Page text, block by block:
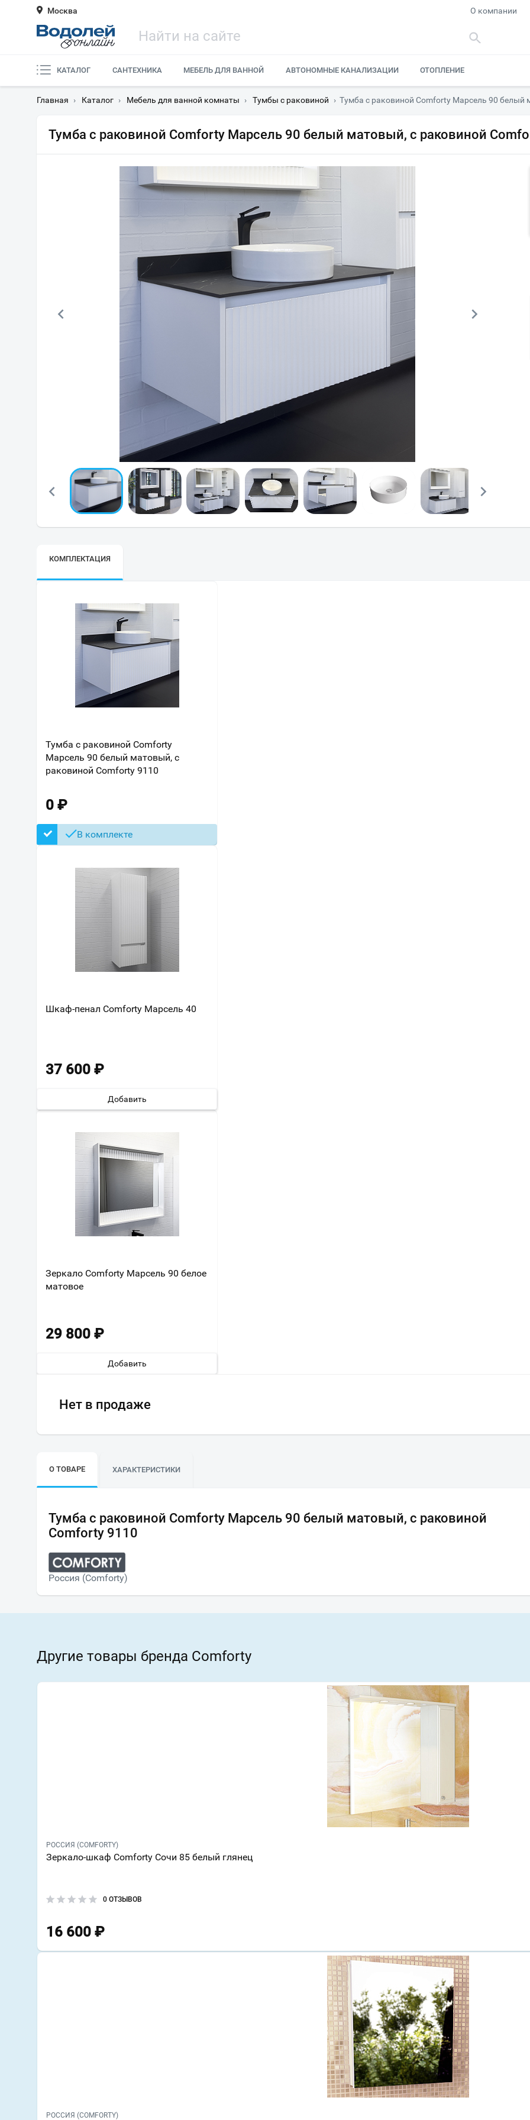
Москва О компании
КАТАЛОГ САНТЕХНИКА МЕБЕЛЬ ДЛЯ ВАННОЙ АВТОНОМНЫЕ КАНАЛИЗАЦИИ ОТОПЛЕНИЕ
Главная › Каталог › Мебель для ванной комнаты › Тумбы с раковиной › Тумба с раковиной Comforty Марсель 90 белый
Тумба с раковиной Comforty Марсель 90 белый матовый, c раковиной
КОМПЛЕКТАЦИЯ
Тумба с раковиной Comforty
Марсель 90 белый матовый, c
раковиной Comforty 9110
0 ₽
В комплекте
Шкаф-пенал Comforty Марсель 40
37 600 ₽
Добавить
Зеркало Comforty Марсель 90 белое
матовое
29 800 ₽
Добавить
Нет в продаже
О ТОВАРЕ ХАРАКТЕРИСТИКИ
Тумба с раковиной Comforty Марсель 90 белый матовый, c раковиной
Comforty 9110
Россия (Comforty)
Другие товары бренда Comforty
РОССИЯ (COMFORTY)
Зеркало-шкаф Comforty Сочи 85 белый глянец
0 ОТЗЫВОВ
16 600 ₽
РОССИЯ (COMFORTY)